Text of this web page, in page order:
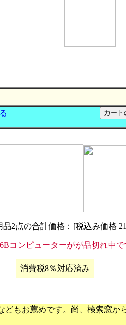
品2点の合計価格：[税込み価格
コンピューターがが品切れ中
消費税8％対応済み
どもお薦めです。尚、検索窓か